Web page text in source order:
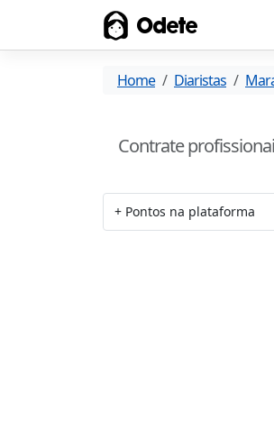
Odete
Home Diaristas
Contrate